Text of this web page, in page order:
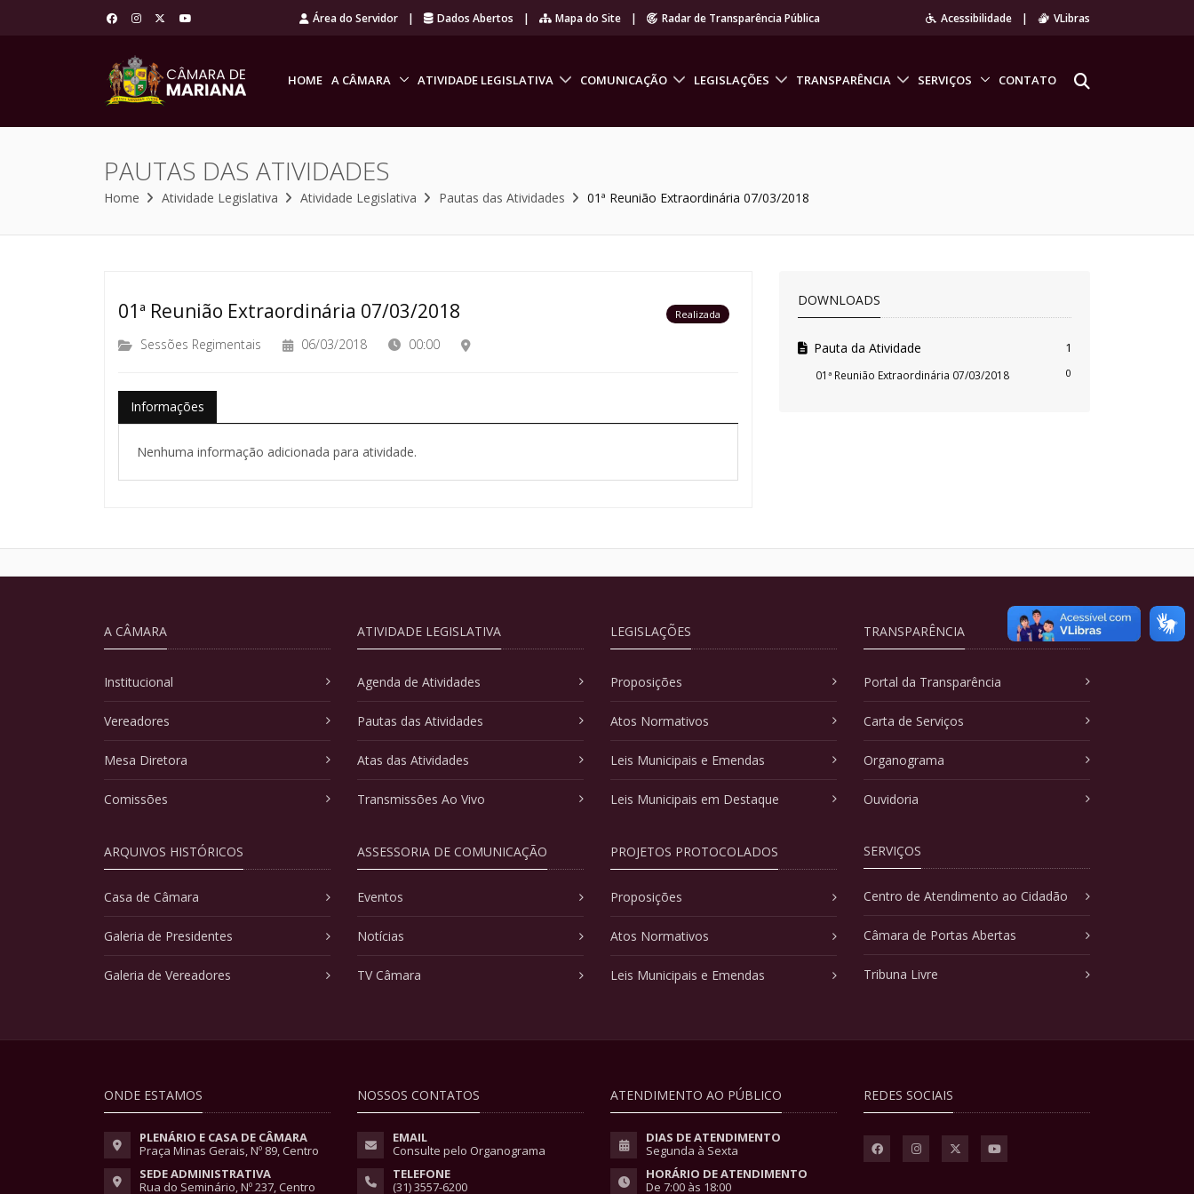
Área do Servidor | Dados Abertos | Mapa do Site | Radar de Transparência Pública Acessibilidade | VLibras
HOME A CÂMARA ATIVIDADE LEGISLATIVA COMUNICAÇÃO LEGISLAÇÕES TRANSPARÊNCIA SERVIÇOS CONTATO
PAUTAS DAS ATIVIDADES
Home Atividade Legislativa Atividade Legislativa Pautas das Atividades 01ª Reunião Extraordinária 07/03/2018
01ª Reunião Extraordinária 07/03/2018 Realizada
Sessões Regimentais 06/03/2018 00:00
Informações
Nenhuma informação adicionada para atividade.
DOWNLOADS
Pauta da Atividade 1
01ª Reunião Extraordinária 07/03/2018 0
A CÂMARA
Institucional
Vereadores
Mesa Diretora
Comissões
ARQUIVOS HISTÓRICOS
Casa de Câmara
Galeria de Presidentes
Galeria de Vereadores
ATIVIDADE LEGISLATIVA
Agenda de Atividades
Pautas das Atividades
Atas das Atividades
Transmissões Ao Vivo
ASSESSORIA DE COMUNICAÇÃO
Eventos
Notícias
TV Câmara
LEGISLAÇÕES
Proposições
Atos Normativos
Leis Municipais e Emendas
Leis Municipais em Destaque
PROJETOS PROTOCOLADOS
Proposições
Atos Normativos
Leis Municipais e Emendas
TRANSPARÊNCIA
Portal da Transparência
Carta de Serviços
Organograma
Ouvidoria
SERVIÇOS
Centro de Atendimento ao Cidadão
Câmara de Portas Abertas
Tribuna Livre
ONDE ESTAMOS
PLENÁRIO E CASA DE CÂMARA
Praça Minas Gerais, Nº 89, Centro
SEDE ADMINISTRATIVA
Rua do Seminário, Nº 237, Centro
NOSSOS CONTATOS
EMAIL
Consulte pelo Organograma
TELEFONE
(31) 3557-6200
ATENDIMENTO AO PÚBLICO
DIAS DE ATENDIMENTO
Segunda à Sexta
HORÁRIO DE ATENDIMENTO
De 7:00 às 18:00
REDES SOCIAIS